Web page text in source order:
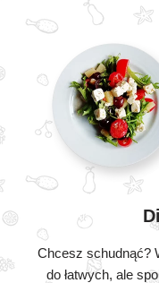
Chcesz schudnąć?
do łatwych, ale